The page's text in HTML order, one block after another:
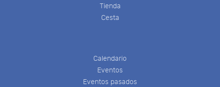
Tienda
Cesta
Calendario
Eventos
Eventos pasados